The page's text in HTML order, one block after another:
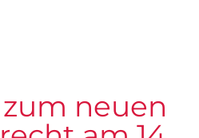
neuen